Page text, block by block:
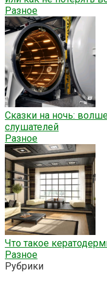
Разное
Сказки на ночь:
слушателей
Разное
Что такое
Разное
Рубрики